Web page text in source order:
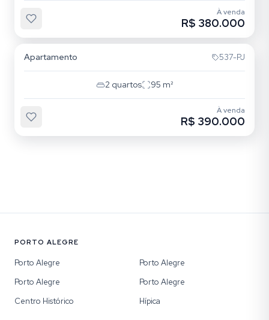
À venda
R$ 380.000
Apartamento 537-PJ
2 quartos 95 m²
À venda
R$ 390.000
PORTO ALEGRE
Porto Alegre
Porto Alegre
Porto Alegre
Porto Alegre
Centro Histórico
Hípica